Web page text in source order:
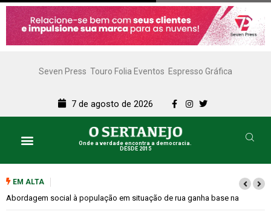
Seven Press Touro Folia Eventos Espresso Gráfica
7 de agosto de 2026
Onde a verdade encontra a democracia.
DESDE 2015
EM ALTA Cemitérios terão horário especial e missas no Dia dos Pais